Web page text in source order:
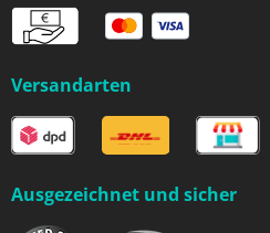
Versandarten
Ausgezeichnet und sicher